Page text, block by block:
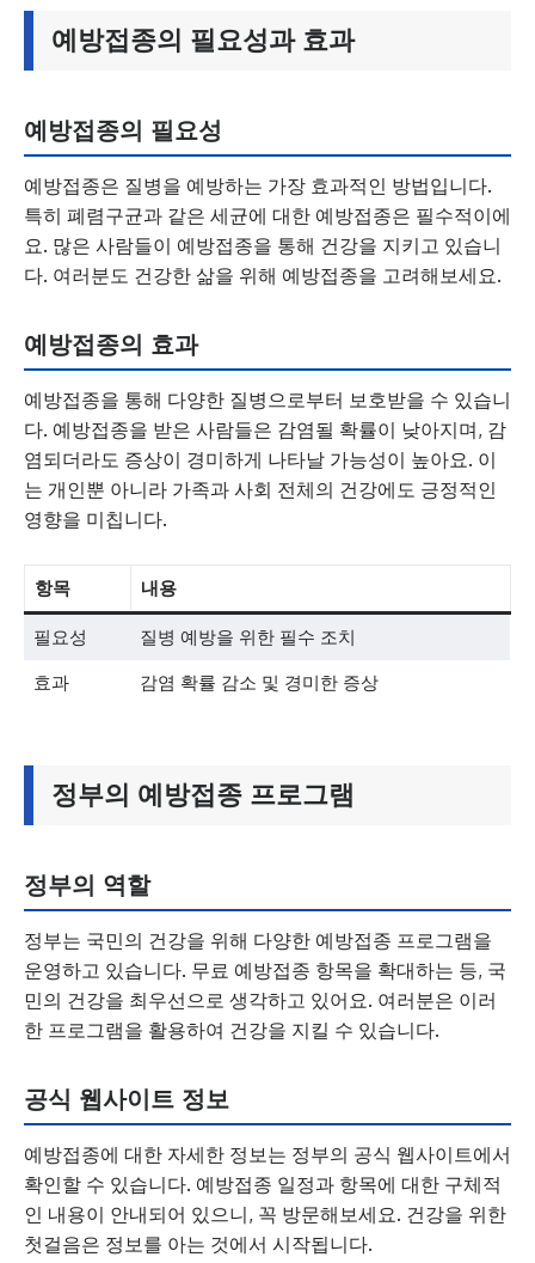
예방접종의 필요성과 효과
예방접종의 필요성
예방접종은 질병을 예방하는 가장 효과적인 방법입니다.
특히 폐렴구균과 같은 세균에 대한 예방접종은 필수적이에
요. 많은 사람들이 예방접종을 통해 건강을 지키고 있습니
다. 여러분도 건강한 삶을 위해 예방접종을 고려해보세요.
예방접종의 효과
예방접종을 통해 다양한 질병으로부터 보호받을 수 있습니
다. 예방접종을 받은 사람들은 감염될 확률이 낮아지며, 감
염되더라도 증상이 경미하게 나타날 가능성이 높아요. 이
는 개인뿐 아니라 가족과 사회 전체의 건강에도 긍정적인
영향을 미칩니다.
항목 내용
필요성 질병 예방을 위한 필수 조치
효과 감염 확률 감소 및 경미한 증상
정부의 예방접종 프로그램
정부의 역할
정부는 국민의 건강을 위해 다양한 예방접종 프로그램을
운영하고 있습니다. 무료 예방접종 항목을 확대하는 등, 국
민의 건강을 최우선으로 생각하고 있어요. 여러분은 이러
한 프로그램을 활용하여 건강을 지킬 수 있습니다.
공식 웹사이트 정보
예방접종에 대한 자세한 정보는 정부의 공식 웹사이트에서
확인할 수 있습니다. 예방접종 일정과 항목에 대한 구체적
인 내용이 안내되어 있으니, 꼭 방문해보세요. 건강을 위한
첫걸음은 정보를 아는 것에서 시작됩니다.